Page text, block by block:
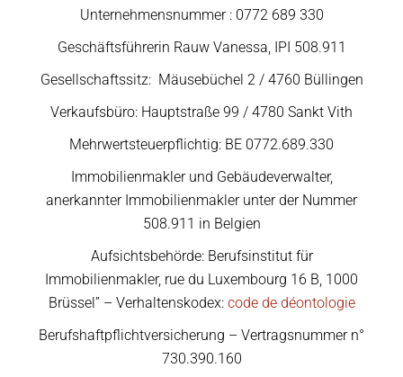
Unternehmensnummer : 0772 689 330
Geschäftsführerin Rauw Vanessa, IPI 508.911
Gesellschaftssitz: Mäusebüchel 2 / 4760 Büllingen
Verkaufsbüro: Hauptstraße 99 / 4780 Sankt Vith
Mehrwertsteuerpflichtig: BE 0772.689.330
Immobilienmakler und Gebäudeverwalter,
anerkannter Immobilienmakler unter der Nummer
508.911 in Belgien
Aufsichtsbehörde: Berufsinstitut für
Immobilienmakler, rue du Luxembourg 16 B, 1000
Brüssel” – Verhaltenskodex: code de déontologie
Berufshaftpflichtversicherung – Vertragsnummer n°
730.390.160